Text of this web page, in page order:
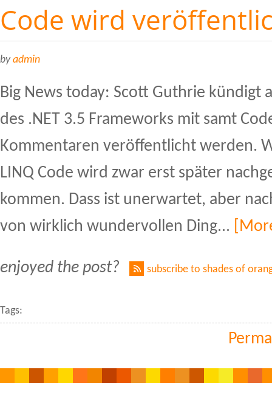
Code wird
byadmin
Big News today: Scott Guthrie kündigt
des .NET 3.5 Frameworks mit samt
Kommentaren veröffentlicht werden.
LINQ Code wird zwar erst später
kommen. Dass ist unerwartet, aber
von wirklich wundervollen Ding...
enjoyed the post? subscribe to shades of
Tags: